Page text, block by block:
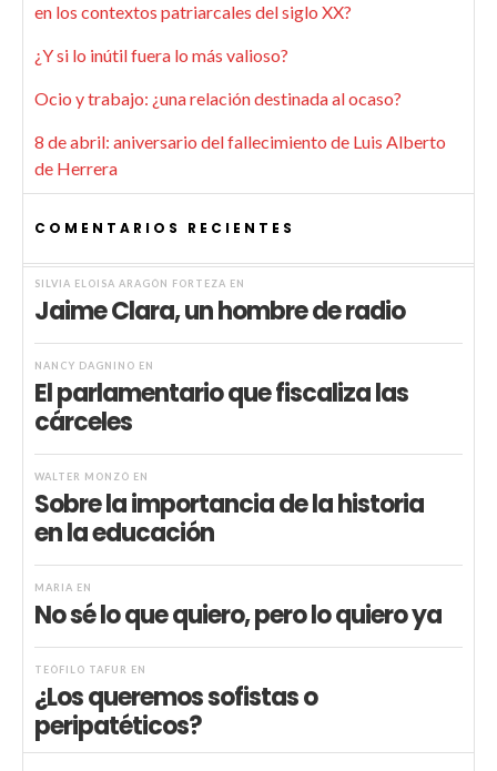
en los contextos patriarcales del siglo XX?
¿Y si lo inútil fuera lo más valioso?
Ocio y trabajo: ¿una relación destinada al ocaso?
8 de abril: aniversario del fallecimiento de Luis Alberto
de Herrera
COMENTARIOS RECIENTES
SILVIA ELOISA ARAGÓN FORTEZA EN
Jaime Clara, un hombre de radio
NANCY DAGNINO EN
El parlamentario que fiscaliza las
cárceles
WALTER MONZÓ EN
Sobre la importancia de la historia
en la educación
MARIA EN
No sé lo que quiero, pero lo quiero ya
TEÓFILO TAFUR EN
¿Los queremos sofistas o
peripatéticos?